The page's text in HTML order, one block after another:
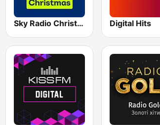
Sky Radio Christmas Digital Hits